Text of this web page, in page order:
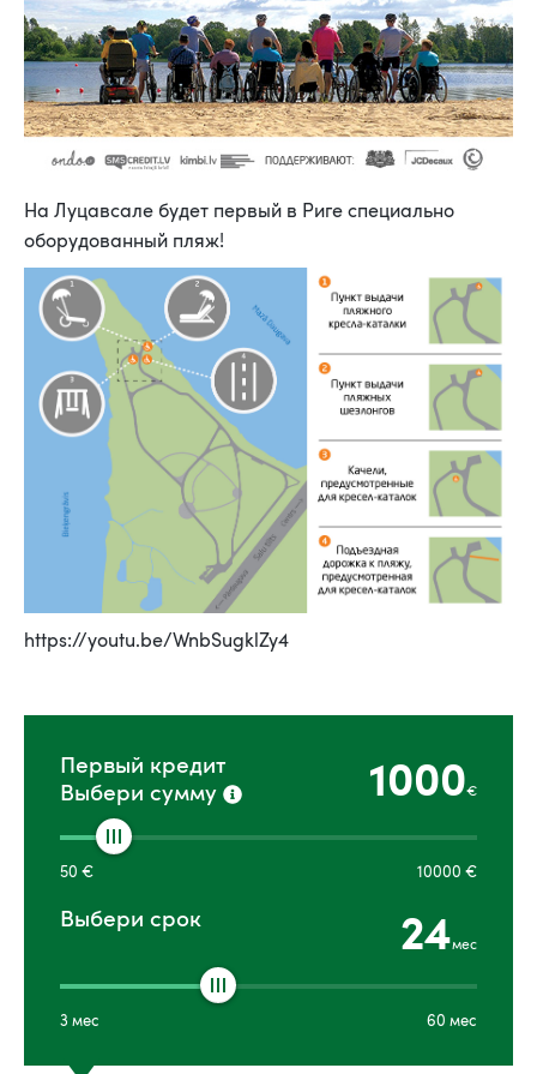
На Луцавсале будет первый в Риге специально
оборудованный пляж!
https://youtu.be/WnbSugklZy4
Первый кредит
Выбери сумму
1000€
50 € 10000 €
Выбери срок 24мес
3 мес 60 мес